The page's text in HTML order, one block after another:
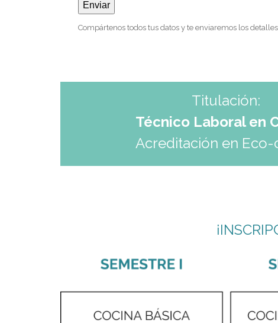
Compártenos todos tus datos y te enviaremos los
Titulación:
Técnico Laboral en
Acreditación en Eco-